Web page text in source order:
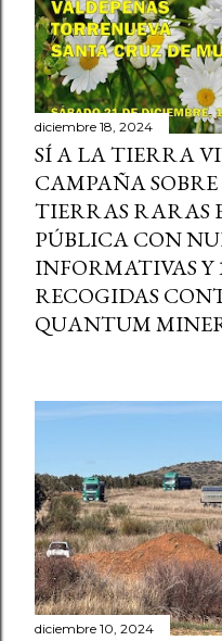
diciembre 18, 2024
SÍ A LA TIERRA
CAMPAÑA
TIERRAS RARAS
PÚBLICA CON
INFORMATIVAS Y
RECOGIDAS
QUANTUM
diciembre 10, 2024